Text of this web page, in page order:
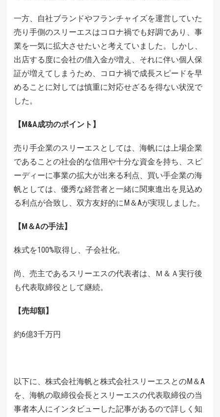
一方、自社ブランドやフランチャイズを運営していた
売り手側のスリーエスはコロナ禍でも好調であり、事
業を一気に拡大させたいと考えていました。しかし、
出店する度に会社の借入金が増え、それに伴い個人保
証が増えてしまうため、コロナ禍で成長スピードを早
めることに対しては慎重に対応せざるを得ない状況で
した。
【M&A成功のポイント】
売り手企業のスリーエスとしては、海帆には上場企業
であることの社会的な信用や十分な資金を持ち、スピ
ーディーに事業の拡大が出来る利点、買い手企業の海
帆としては、優秀な経営者と一緒に関東進出を見込め
る利点が合致し、双方友好的にM＆Aが実現しました。
【M＆Aの手法】
株式を100%取得し、子会社化。
尚、売主であるスリーエスの代表者は、Ｍ＆Ａ実行後
も代表取締役として継続。
【売却額】
約6億3千万円
以下に、株式会社海帆と株式会社スリーエスとのM＆A
を、海帆の取締役会長とスリーエスの代表取締役の当
事者本人にインタビューした記事があるので詳しく知